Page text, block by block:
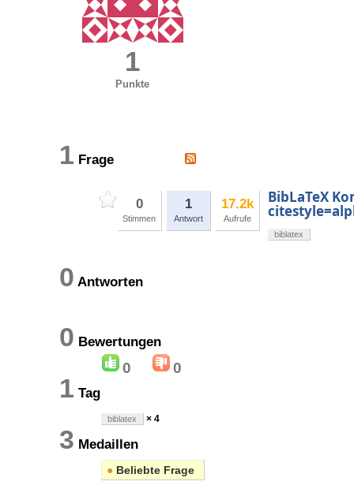
1
Punkte
1 Frage
0
Stimmen
1
Antwort
17.2k
Aufrufe
BibLaTeX
biblatex
0 Antworten
0 Bewertungen
0 0
1 Tag
biblatex × 4
3 Medaillen
● Beliebte Frage